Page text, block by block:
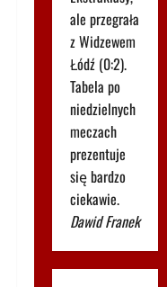
ale przegrała
z Widzewem
Łódź (0:2).
Tabela po
niedzielnych
meczach
prezentuje
się bardzo
ciekawie.
Dawid Franek